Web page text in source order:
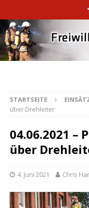
STARTSEITE
über Drehleiter
04.06.2021 –
über
4. Juni 2021 Chris